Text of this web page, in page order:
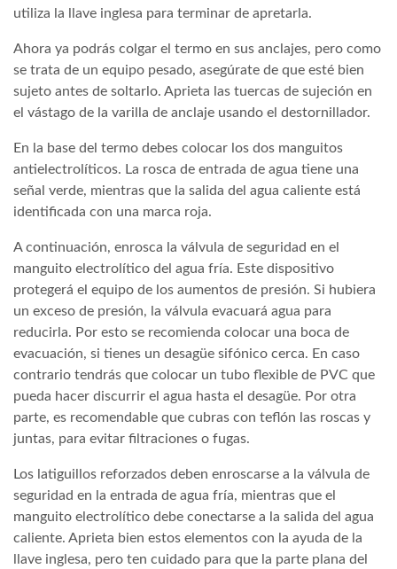
utiliza la llave inglesa para terminar de apretarla.
Ahora ya podrás colgar el termo en sus anclajes, pero como
se trata de un equipo pesado, asegúrate de que esté bien
sujeto antes de soltarlo. Aprieta las tuercas de sujeción en
el vástago de la varilla de anclaje usando el destornillador.
En la base del termo debes colocar los dos manguitos
antielectrolíticos. La rosca de entrada de agua tiene una
señal verde, mientras que la salida del agua caliente está
identificada con una marca roja.
A continuación, enrosca la válvula de seguridad en el
manguito electrolítico del agua fría. Este dispositivo
protegerá el equipo de los aumentos de presión. Si hubiera
un exceso de presión, la válvula evacuará agua para
reducirla. Por esto se recomienda colocar una boca de
evacuación, si tienes un desagüe sifónico cerca. En caso
contrario tendrás que colocar un tubo flexible de PVC que
pueda hacer discurrir el agua hasta el desagüe. Por otra
parte, es recomendable que cubras con teflón las roscas y
juntas, para evitar filtraciones o fugas.
Los latiguillos reforzados deben enroscarse a la válvula de
seguridad en la entrada de agua fría, mientras que el
manguito electrolítico debe conectarse a la salida del agua
caliente. Aprieta bien estos elementos con la ayuda de la
llave inglesa, pero ten cuidado para que la parte plana del